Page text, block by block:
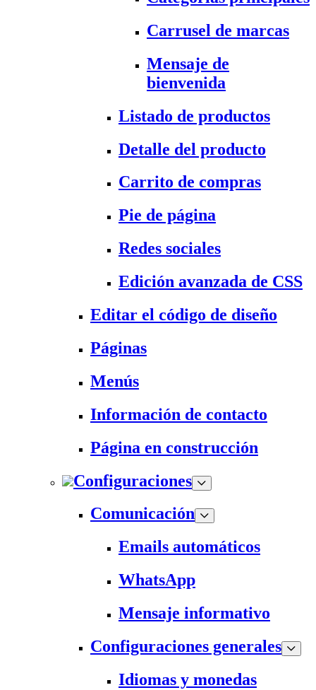
Carrusel de marcas
Mensaje de
bienvenida
Listado de productos
Detalle del producto
Carrito de compras
Pie de página
Redes sociales
Edición avanzada de CSS
Editar el código de diseño
Páginas
Menús
Información de contacto
Página en construcción
Configuraciones
Comunicación
Emails automáticos
WhatsApp
Mensaje informativo
Configuraciones generales
Idiomas y monedas